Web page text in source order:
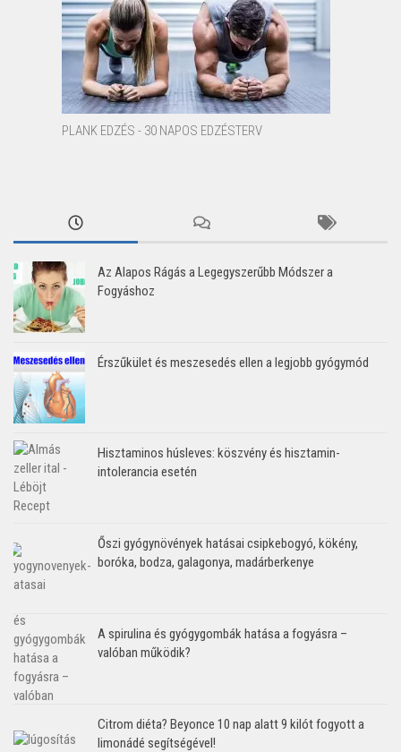
PLANK EDZÉS - 30 NAPOS EDZÉSTERV
Az Alapos Rágás a Legegyszerűbb Módszer a
Fogyáshoz
Érszűkület és meszesedés ellen a legjobb gyógymód
Hisztaminos húsleves: köszvény és hisztamin-
intolerancia esetén
Őszi gyógynövények hatásai csipkebogyó, kökény,
boróka, bodza, galagonya, madárberkenye
A spirulina és gyógygombák hatása a fogyásra –
valóban működik?
Citrom diéta? Beyonce 10 nap alatt 9 kilót fogyott a
limonádé segítségével!